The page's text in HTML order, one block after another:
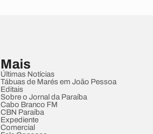
Mais
Últimas Notícias
Tábuas de Marés em João Pessoa
Editais
Sobre o Jornal da Paraíba
Cabo Branco FM
CBN Paraíba
Expediente
Comercial